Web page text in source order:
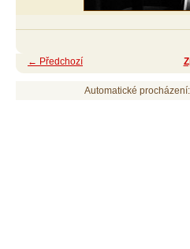
← Předchozí
Automatické procházení: